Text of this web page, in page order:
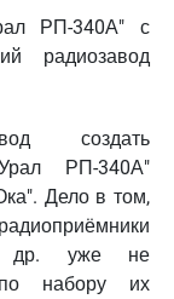
РП-340А" с
радиозавод
создать
РП-340А"
Дело в том,
и др. уже не
по набору их